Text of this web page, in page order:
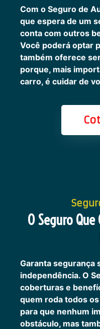
Com o Seguro de
que espera de um
conta com outros
Você poderá optar
também oferece
porque, mais
carro, é cuidar de
O Seguro
Garanta segurança
independência. O
coberturas e
quem roda todos
para que nenhum
obstáculo, mas